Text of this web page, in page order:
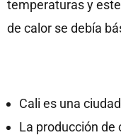
temperaturas y
de calor se debía
Cali es una
La producción de